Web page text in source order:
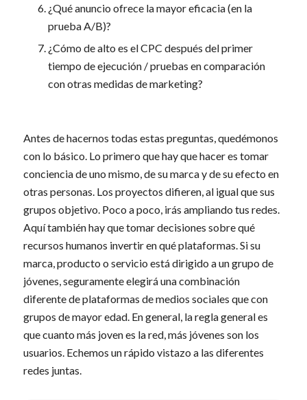
¿Qué anuncio ofrece la mayor eficacia (en la
prueba A/B)?
¿Cómo de alto es el CPC después del primer
tiempo de ejecución / pruebas en comparación
con otras medidas de marketing?
Antes de hacernos todas estas preguntas, quedémonos
con lo básico. Lo primero que hay que hacer es tomar
conciencia de uno mismo, de su marca y de su efecto en
otras personas. Los proyectos difieren, al igual que sus
grupos objetivo. Poco a poco, irás ampliando tus redes.
Aquí también hay que tomar decisiones sobre qué
recursos humanos invertir en qué plataformas. Si su
marca, producto o servicio está dirigido a un grupo de
jóvenes, seguramente elegirá una combinación
diferente de plataformas de medios sociales que con
grupos de mayor edad. En general, la regla general es
que cuanto más joven es la red, más jóvenes son los
usuarios. Echemos un rápido vistazo a las diferentes
redes juntas.